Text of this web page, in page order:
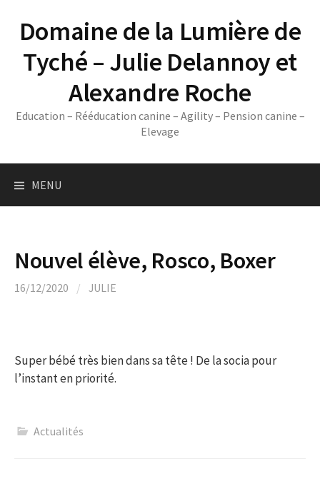
contentDomaine de la Lumière de
Tyché – Julie Delannoy et
Alexandre Roche
Education – Rééducation canine – Agility – Pension canine –
Elevage
MENU
Nouvel élève, Rosco, Boxer
16/12/2020 / JULIE
Super bébé très bien dans sa tête ! De la socia pour
l’instant en priorité.
Actualités